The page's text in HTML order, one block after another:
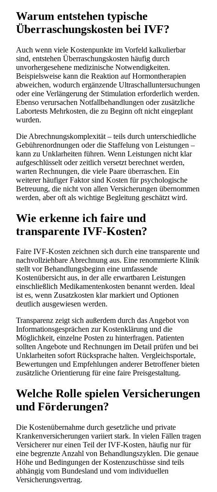
Warum entstehen typische
Überraschungskosten bei IVF?
Auch wenn viele Kostenpunkte im Vorfeld kalkulierbar
sind, entstehen Überraschungskosten häufig durch
unvorhergesehene medizinische Notwendigkeiten.
Beispielsweise kann die Reaktion auf Hormontherapien
abweichen, wodurch ergänzende Ultraschalluntersuchungen
oder eine Verlängerung der Stimulation erforderlich werden.
Ebenso verursachen Notfallbehandlungen oder zusätzliche
Labortests Mehrkosten, die zu Beginn oft nicht eingeplant
wurden.
Die Abrechnungskomplexität – teils durch unterschiedliche
Gebührenordnungen oder die Staffelung von Leistungen –
kann zu Unklarheiten führen. Wenn Leistungen nicht klar
aufgeschlüsselt oder zeitlich versetzt berechnet werden,
warten Rechnungen, die viele Paare überraschen. Ein
weiterer häufiger Faktor sind Kosten für psychologische
Betreuung, die nicht von allen Versicherungen übernommen
werden, aber oft als wichtige Begleitung geschätzt wird.
Wie erkenne ich faire und
transparente IVF-Kosten?
Faire IVF-Kosten zeichnen sich durch eine transparente und
nachvollziehbare Abrechnung aus. Eine renommierte Klinik
stellt vor Behandlungsbeginn eine umfassende
Kostenübersicht aus, in der alle erwartbaren Leistungen
einschließlich Medikamentenkosten benannt werden. Ideal
ist es, wenn Zusatzkosten klar markiert und Optionen
deutlich ausgewiesen werden.
Transparenz zeigt sich außerdem durch das Angebot von
Informationsgesprächen zur Kostenklärung und die
Möglichkeit, einzelne Posten zu hinterfragen. Patienten
sollten Angebote und Rechnungen im Detail prüfen und bei
Unklarheiten sofort Rücksprache halten. Vergleichsportale,
Bewertungen und Empfehlungen anderer Betroffener bieten
zusätzliche Orientierung für eine faire Preisgestaltung.
Welche Rolle spielen Versicherungen
und Förderungen?
Die Kostenübernahme durch gesetzliche und private
Krankenversicherungen variiert stark. In vielen Fällen tragen
Versicherer nur einen Teil der IVF-Kosten, häufig nur für
eine begrenzte Anzahl von Behandlungszyklen. Die genaue
Höhe und Bedingungen der Kostenzuschüsse sind teils
abhängig vom Bundesland und vom individuellen
Versicherungsvertrag.